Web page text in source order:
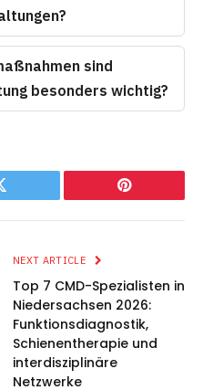
sind
besonders wichtig?
Pinterest
NEXT ARTICLE
Top 7 CMD-Spezialisten in
Niedersachsen 2026:
Funktionsdiagnostik,
Schienentherapie und
interdisziplinäre
Netzwerke